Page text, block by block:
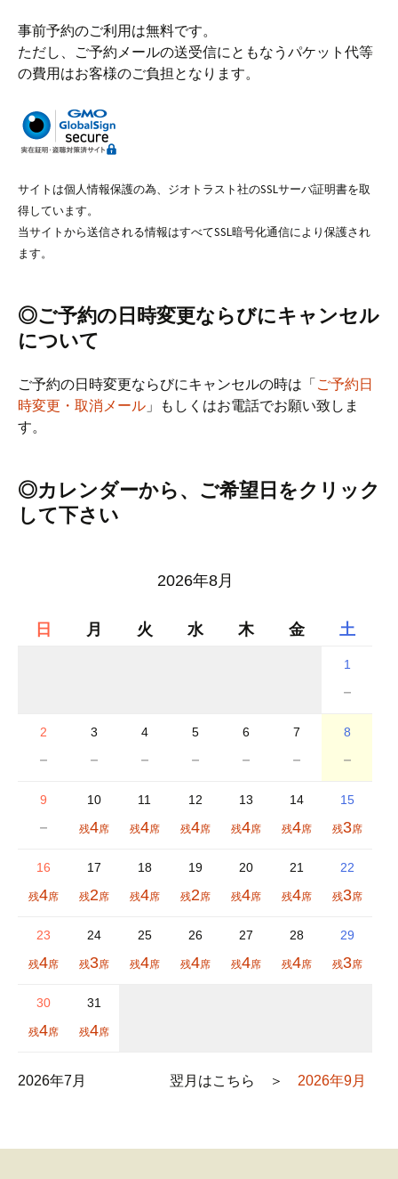
事前予約のご利用は無料です。
ただし、ご予約メールの送受信にともなうパケット代等
の費用はお客様のご負担となります。
サイトは個人情報保護の為、ジオトラスト社のSSLサーバ証明書を取
得しています。
当サイトから送信される情報はすべてSSL暗号化通信により保護され
ます。
◎ご予約の日時変更ならびにキャンセル
について
ご予約の日時変更ならびにキャンセルの時は「ご予約日
時変更・取消メール 」もしくはお電話でお願い致しま
す。
◎カレンダーから、ご希望日をクリック
して下さい
2026年8月
日 月 火 水 木 金 土
1
－
2
－
3
－
4
－
5
－
6
－
7
－
8
－
9
－
10
4
11
4
12
4
13
4
14
4
15
3
16
4
17
2
18
4
19
2
20
4
21
4
22
3
23
4
24
3
25
4
26
4
27
4
28
4
29
3
30
4
31
4
2026年7月 2026年9月